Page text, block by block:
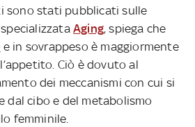
sono stati pubblicati sulle
Aging, spiega che
e in sovrappeso è maggiormente
Ciò è dovuto al
dei meccanismi con cui si
dal cibo e del metabolismo
femminile.